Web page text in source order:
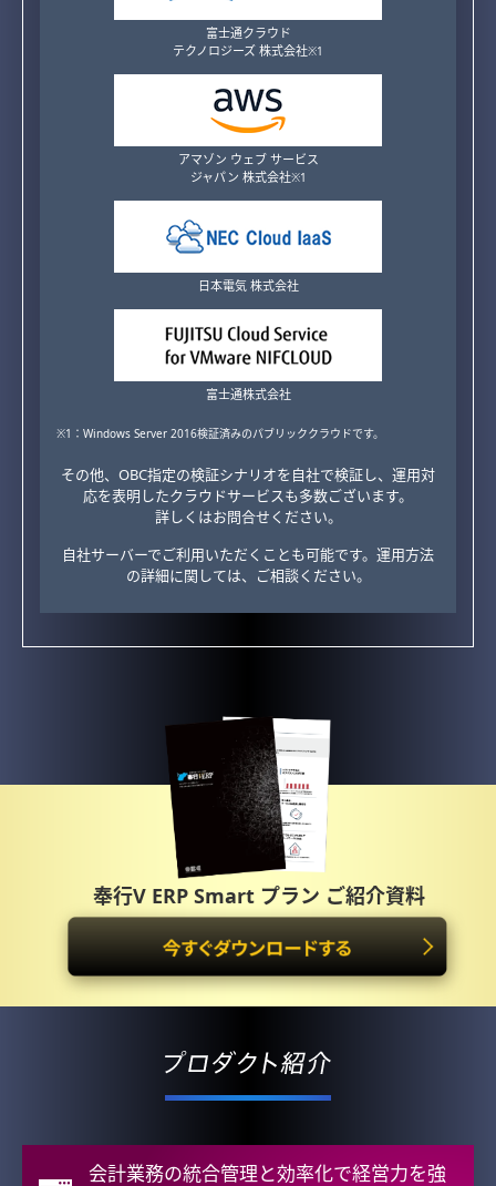
富士通クラウド
テクノロジーズ 株式会社※1
アマゾン ウェブ サービス
ジャパン 株式会社※1
日本電気 株式会社
富士通株式会社
※1：Windows Server 2016検証済みのパブリッククラウドです。
その他、OBC指定の検証シナリオを自社で検証し、運用対
応を表明したクラウドサービスも多数ございます。
詳しくはお問合せください。
自社サーバーでご利用いただくことも可能です。運用方法
の詳細に関しては、ご相談ください。
奉行V ERP Smart プラン ご紹介資料
会計業務の統合管理と効率化で経営力を強